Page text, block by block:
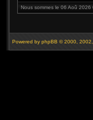
Nous sommes le 06 Aoû
Powered by phpBB © 2000,